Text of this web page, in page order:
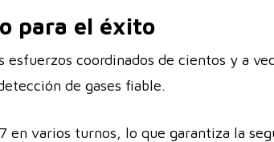
para el éxito
coordinados de cientos y a
de gases fiable.
varios turnos, lo que garantiza la